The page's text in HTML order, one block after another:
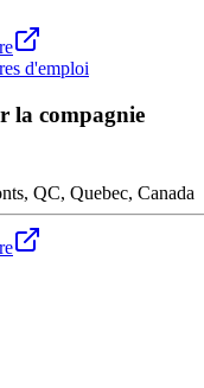
d'emploi
la compagnie
QC, Quebec, Canada